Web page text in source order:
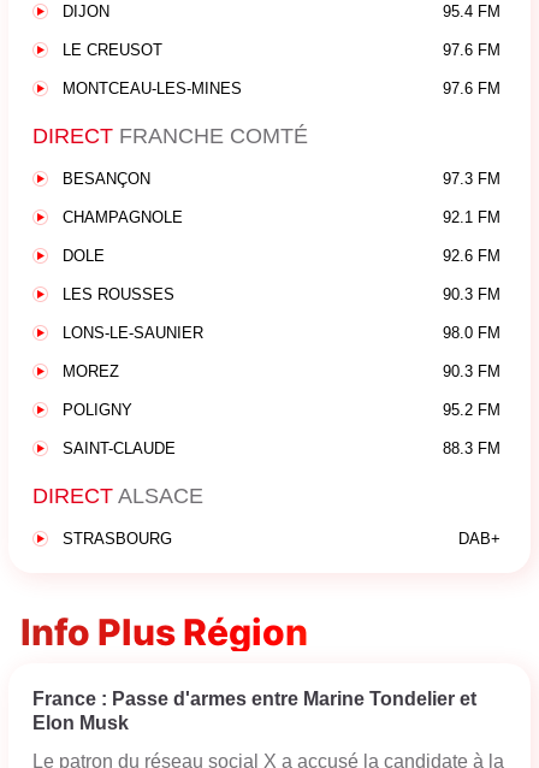
DIJON 95.4 FM
LE CREUSOT 97.6 FM
MONTCEAU-LES-MINES 97.6 FM
DIRECT FRANCHE COMTÉ
BESANÇON 97.3 FM
CHAMPAGNOLE 92.1 FM
DOLE 92.6 FM
LES ROUSSES 90.3 FM
LONS-LE-SAUNIER 98.0 FM
MOREZ 90.3 FM
POLIGNY 95.2 FM
SAINT-CLAUDE 88.3 FM
DIRECT ALSACE
STRASBOURG DAB+
Info Plus Région
France : Passe d'armes entre Marine Tondelier et
Elon Musk
Le patron du réseau social X a accusé la candidate à la